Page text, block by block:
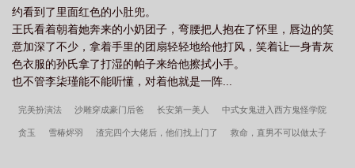
祖在满目惊恐当中，从棺材里爬了出来。齐国的百姓都知道，九皇
子一场大病之后，有了一个破坏剧情系统，而且他们时不时的能听
到他和系统的对话。系统每次发布一条任务之后，就会给九皇子奖
励，各种东西闻所未闻，见所未见。后来他们发现，九皇子有言灵
技能，他每次在心里的想法都能成真，只是九皇子的想法一次比一
次天真，到最后直接弄了个天降甘霖，统一三国。
约看到了里面红色的小肚兜。
王氏看着朝着她奔来的小奶团子，弯腰把人抱在了怀里，唇边的笑
意加深了不少，拿着手里的团扇轻轻地给他打风，笑着让一身青灰
色衣服的孙氏拿了打湿的帕子来给他擦拭小手。
也不管李柒瑾能不能听懂，对着他就是一阵...
完美扮演法 沙雕穿成豪门后爸 长安第一美人 中式女鬼进入西方鬼怪学院
贪玉 雪椿烬羽 渣完四个大佬后，他们找上门了 救命，直男不可以做太子